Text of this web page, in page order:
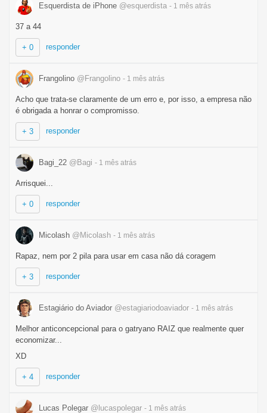
Esquerdista de iPhone @esquerdista - 1 mês atrás
37 a 44
+ 0 responder
Frangolino @Frangolino - 1 mês atrás
Acho que trata-se claramente de um erro e, por isso, a empresa não
é obrigada a honrar o compromisso.
+ 3 responder
Bagi_22 @Bagi - 1 mês atrás
Arrisquei...
+ 0 responder
Micolash @Micolash - 1 mês atrás
Rapaz, nem por 2 pila para usar em casa não dá coragem
+ 3 responder
Estagiário do Aviador @estagiariodoaviador - 1 mês atrás
Melhor anticoncepcional para o gatryano RAIZ que realmente quer
economizar...
XD
+ 4 responder
Lucas Polegar @lucaspolegar - 1 mês atrás